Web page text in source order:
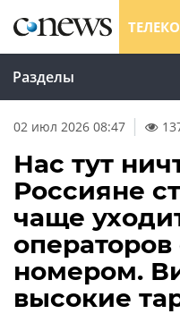
Разделы
02 июл 2026 08:47
Нас тут
Россияне
чаще
номером.
высокие